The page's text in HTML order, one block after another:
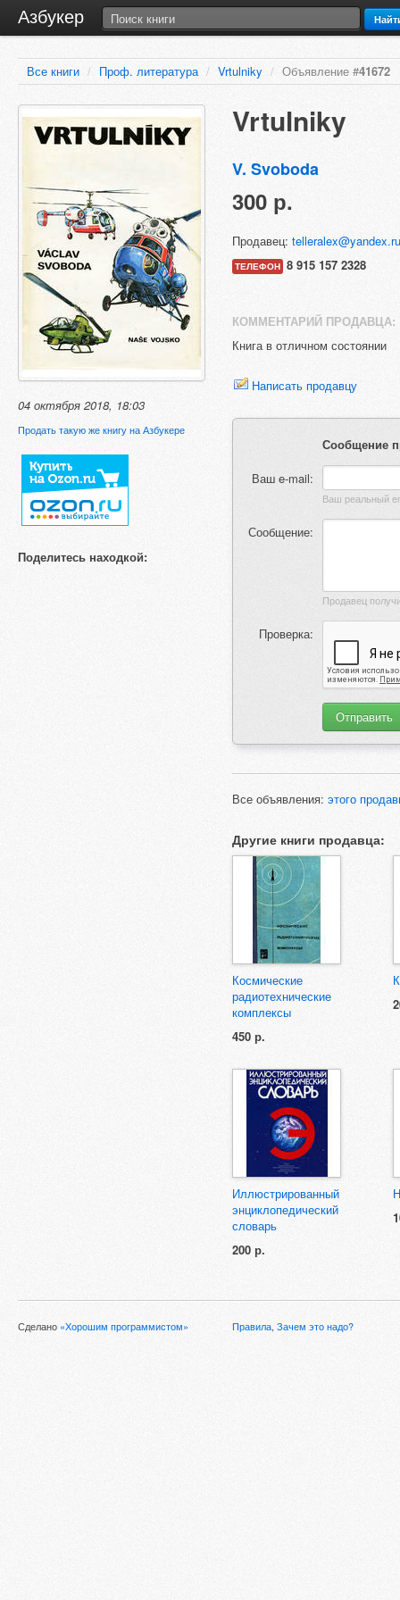
Азбукер
Все книги / Проф. литература / Vrtulniky / Объявление #41672
04 октября 2018, 18:03
Продать такую же книгу на Азбукере
Поделитесь находкой:
Vrtulniky
V. Svoboda
300 р.
Продавец: telleralex@yandex.ru
ТЕЛЕФОН 8 915 157 2328
КОММЕНТАРИЙ ПРОДАВЦА:
Книга в отличном состоянии
Написать продавцу
Сообщение
Ваш e-mail:
Сообщение:
Проверка:
Все объявления: этого
Другие книги продавца:
Космические
радиотехнические
комплексы
450 р.
Иллюстрированный
энциклопедический
словарь
200 р.
Сделано «Хорошим программистом» Правила, Зачем это надо?